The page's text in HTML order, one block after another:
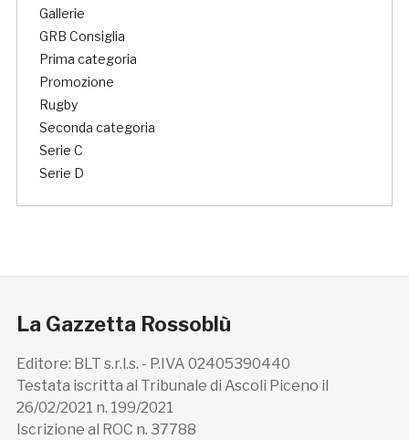
Gallerie
GRB Consiglia
Prima categoria
Promozione
Rugby
Seconda categoria
Serie C
Serie D
La Gazzetta Rossoblù
Editore: BLT s.r.l.s. - P.IVA 02405390440
Testata iscritta al Tribunale di Ascoli Piceno il
26/02/2021 n. 199/2021
Iscrizione al ROC n. 37788